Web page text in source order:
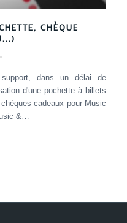
CHÈQUE
dans un délai de
d'une pochette à billets
cadeaux pour Music
&…